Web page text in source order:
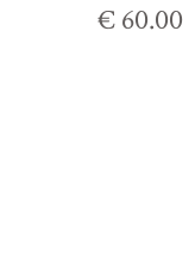
€ 60.00